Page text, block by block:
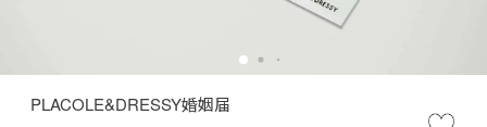
PLACOLE&DRESSY婚姻届